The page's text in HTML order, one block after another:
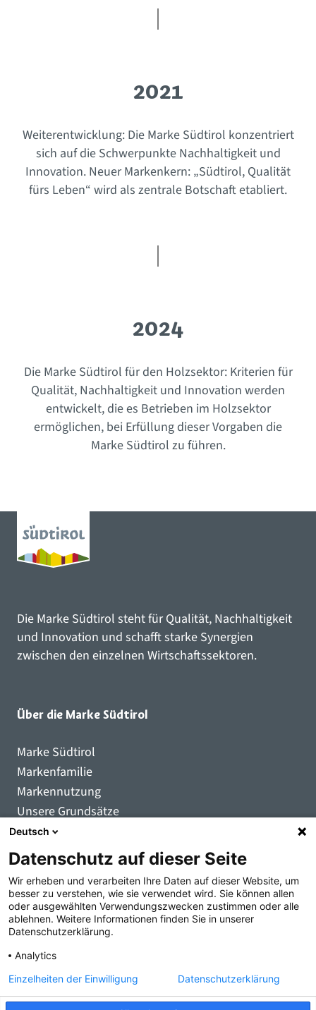
2021
Weiterentwicklung: Die Marke Südtirol konzentriert
sich auf die Schwerpunkte Nachhaltigkeit und
Innovation. Neuer Markenkern: „Südtirol, Qualität
fürs Leben“ wird als zentrale Botschaft etabliert.
2024
Die Marke Südtirol für den Holzsektor: Kriterien für
Qualität, Nachhaltigkeit und Innovation werden
entwickelt, die es Betrieben im Holzsektor
ermöglichen, bei Erfüllung dieser Vorgaben die
Marke Südtirol zu führen.
Die Marke Südtirol steht für Qualität, Nachhaltigkeit
und Innovation und schafft starke Synergien
zwischen den einzelnen Wirtschaftssektoren.
Über die Marke Südtirol
Marke Südtirol
Markenfamilie
Markennutzung
Unsere Grundsätze
Qualitätszeichen
Registrierte Nutzer:innen
Markenartikel
Inspirierende Marken
Kontakt
Deutsch
Datenschutz auf dieser Seite
Wir erheben und verarbeiten Ihre Daten auf dieser Website, um
besser zu verstehen, wie sie verwendet wird. Sie können allen
oder ausgewählten Verwendungszwecken zustimmen oder alle
ablehnen. Weitere Informationen finden Sie in unserer
Datenschutzerklärung.
Analytics
Einzelheiten der Einwilligung Datenschutzerklärung